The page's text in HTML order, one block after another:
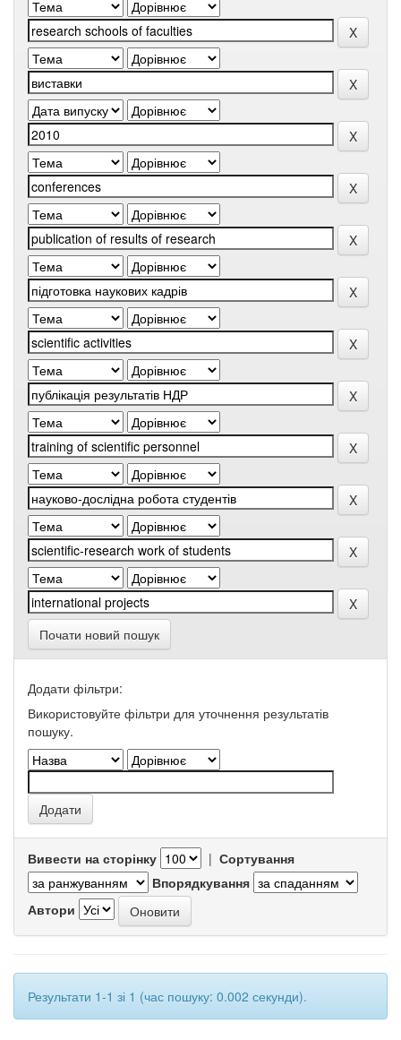
Почати новий пошук
Додати фільтри:
Використовуйте фільтри для уточнення результатів
пошуку.
Вивести на сторінку | Сортування
Впорядкування
Автори
Результати 1-1 зі 1 (час пошуку: 0.002 секунди).